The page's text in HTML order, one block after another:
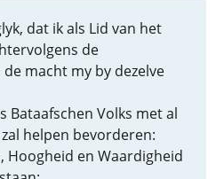
dat ik als Lid van het
de
macht my by dezelve
Bataafschen Volks met al
helpen bevorderen:
Hoogheid en Waardigheid